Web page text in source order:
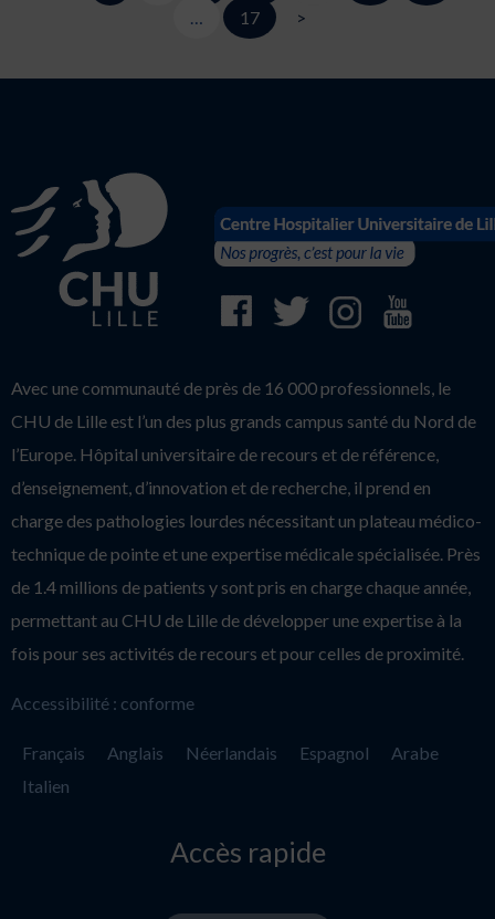
…
17 >
Avec une communauté de près de 16 000 professionnels, le
CHU de Lille est l’un des plus grands campus santé du Nord de
l’Europe. Hôpital universitaire de recours et de référence,
d’enseignement, d’innovation et de recherche, il prend en
charge des pathologies lourdes nécessitant un plateau médico-
technique de pointe et une expertise médicale spécialisée. Près
de 1.4 millions de patients y sont pris en charge chaque année,
permettant au CHU de Lille de développer une expertise à la
fois pour ses activités de recours et pour celles de proximité.
Accessibilité : conforme
Français Anglais Néerlandais Espagnol
Arabe
Italien
Accès rapide